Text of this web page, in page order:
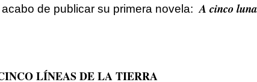
de publicar su primera novela: A cinco
LÍNEAS DE LA TIERRA